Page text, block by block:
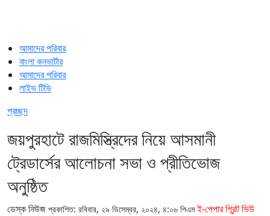
আমাদের পরিবার
বাংলা কনভার্টার
আমাদের পরিবার
লাইভ টিভি
প্রচ্ছদ
জয়পুরহাটে রাজমিস্ত্রিদের নিয়ে আসমানী
ট্রেডার্সের আলোচনা সভা ও প্রীতিভোজ
অনুষ্ঠিত
ডেস্ক নিউজ প্রকাশিত: রবিবার, ২৯ ডিসেম্বর, ২০২৪, ৪:০৬ পিএম ই-পেপার প্রিন্ট ভিউ